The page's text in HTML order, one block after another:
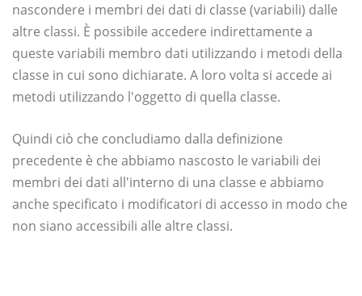
nascondere i membri dei dati di classe (variabili) dalle
altre classi. È possibile accedere indirettamente a
queste variabili membro dati utilizzando i metodi della
classe in cui sono dichiarate. A loro volta si accede ai
metodi utilizzando l'oggetto di quella classe.
Quindi ciò che concludiamo dalla definizione
precedente è che abbiamo nascosto le variabili dei
membri dei dati all'interno di una classe e abbiamo
anche specificato i modificatori di accesso in modo che
non siano accessibili alle altre classi.